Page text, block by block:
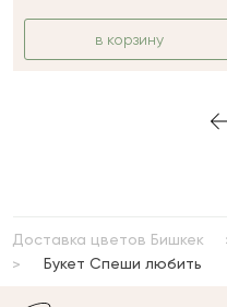
в корзину
Доставка цветов Бишкек
Букет Спеши любить